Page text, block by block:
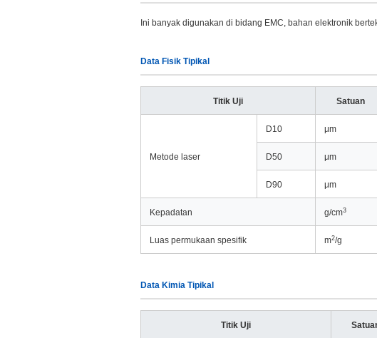
Ini banyak digunakan di bidang EMC, bahan elektronik
Data Fisik Tipikal
Titik Uji Satuan
Metode laser
D10 μm
D50 μm
D90 μm
Kepadatan g/cm3
Luas permukaan spesifik m2/g
Data Kimia Tipikal
Titik Uji